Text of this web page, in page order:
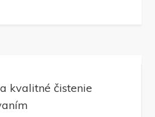
kvalitné čistenie